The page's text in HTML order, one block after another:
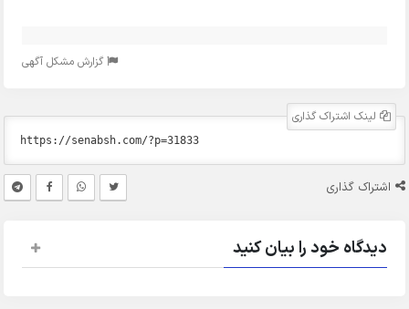
گزارش مشکل آگهی
لینک اشتراک گذاری
اشتراک گذاری
دیدگاه خود را بیان کنید